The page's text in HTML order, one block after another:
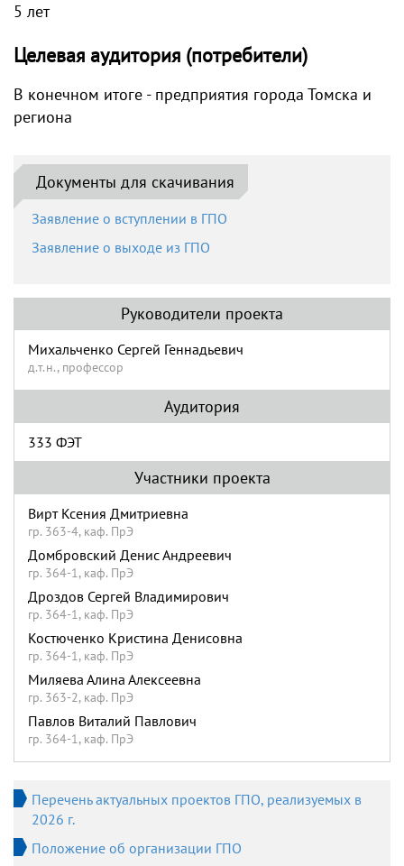
5 лет
Целевая аудитория (потребители)
В конечном итоге - предприятия города Томска и
региона
Документы для скачивания
Заявление о вступлении в ГПО
Заявление о выходе из ГПО
Руководители проекта
Михальченко Сергей Геннадьевич
д.т.н., профессор
Аудитория
333 ФЭТ
Участники проекта
Вирт Ксения Дмитриевна
гр. 363-4, каф. ПрЭ
Домбровский Денис Андреевич
гр. 364-1, каф. ПрЭ
Дроздов Сергей Владимирович
гр. 364-1, каф. ПрЭ
Костюченко Кристина Денисовна
гр. 364-1, каф. ПрЭ
Миляева Алина Алексеевна
гр. 363-2, каф. ПрЭ
Павлов Виталий Павлович
гр. 364-1, каф. ПрЭ
Перечень актуальных проектов ГПО, реализуемых в
2026 г.
Положение об организации ГПО